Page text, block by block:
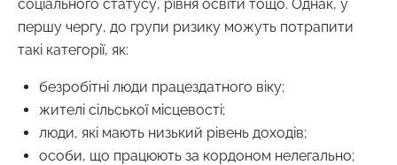
соціального статусу, рівня освіти тощо. Однак, у
першу чергу, до групи ризику можуть потрапити
такі категорії, як:
безробітні люди працездатного віку;
жителі сільської місцевості;
люди, які мають низький рівень доходів;
особи, що працюють за кордоном нелегально;